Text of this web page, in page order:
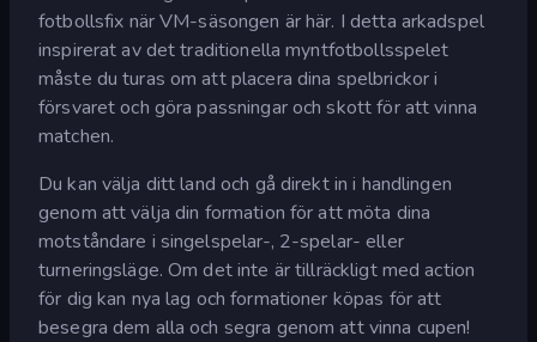
fotbollsfix när VM-säsongen är här. I detta arkadspel
inspirerat av det traditionella myntfotbollsspelet
måste du turas om att placera dina spelbrickor i
försvaret och göra passningar och skott för att vinna
matchen.
Du kan välja ditt land och gå direkt in i handlingen
genom att välja din formation för att möta dina
motståndare i singelspelar-, 2-spelar- eller
turneringsläge. Om det inte är tillräckligt med action
för dig kan nya lag och formationer köpas för att
besegra dem alla och segra genom att vinna cupen!